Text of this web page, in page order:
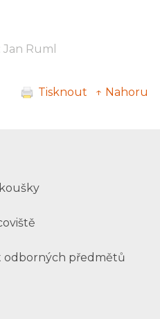
Jan Ruml
Tisknout ↑ Nahoru
odborných předmětů